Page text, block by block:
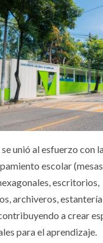
unió al esfuerzo con
escolar
escritorios,
archiveros,
a crear
para el aprendizaje.